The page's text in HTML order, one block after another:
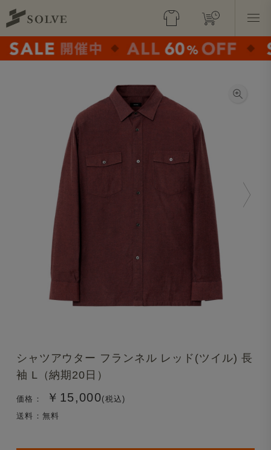
シャツアウター フランネル レッド(ツイル) 長
袖 L（納期20日）
価格： ￥15,000(税込)
送料：無料